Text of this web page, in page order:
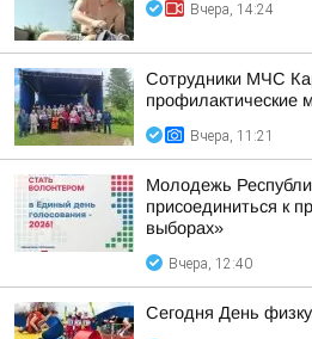
Вчера, 14:24
Сотрудники МЧС
профилактические
Вчера, 11:21
Молодежь
присоединиться к
выборах»
Вчера, 12:40
Сегодня День